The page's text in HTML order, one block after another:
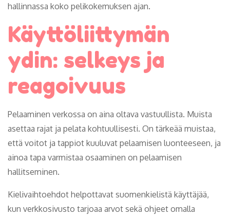
hallinnassa koko pelikokemuksen ajan.
Käyttöliittymän
ydin: selkeys ja
reagoivuus
Pelaaminen verkossa on aina oltava vastuullista. Muista
asettaa rajat ja pelata kohtuullisesti. On tärkeää muistaa,
että voitot ja tappiot kuuluvat pelaamisen luonteeseen, ja
ainoa tapa varmistaa osaaminen on pelaamisen
hallitseminen.
Kielivaihtoehdot helpottavat suomenkielistä käyttäjää,
kun verkkosivusto tarjoaa arvot sekä ohjeet omalla